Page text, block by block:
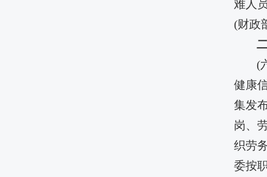
难人
(财政
(
健康
集发
岗、
织劳
委按